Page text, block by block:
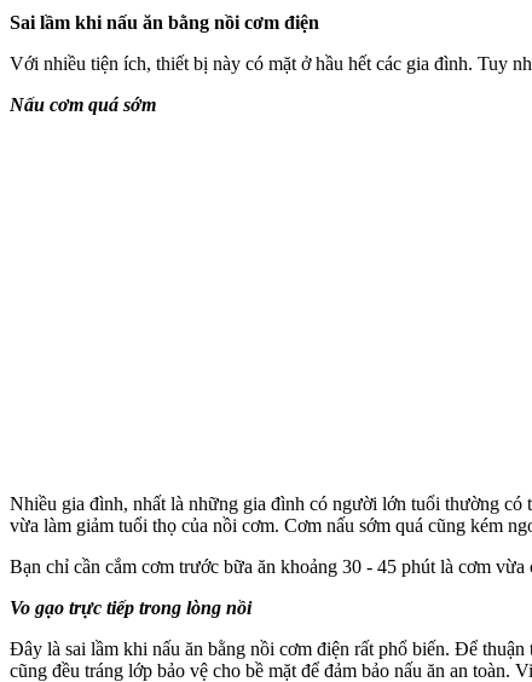
Sai lầm khi nấu ăn bằng nồi cơm điện
Với nhiều tiện ích, thiết bị này có mặt ở hầu hết các gia đình. Tuy
Nấu cơm quá sớm
Nhiều gia đình, nhất là những gia đình có người lớn tuổi thường
vừa làm giảm tuổi thọ của nồi cơm. Cơm nấu sớm quá cũng kém
Bạn chỉ cần cắm cơm trước bữa ăn khoảng 30 - 45 phút là cơm
Vo gạo trực tiếp trong lòng nồi
Đây là sai lầm khi nấu ăn bằng nồi cơm điện rất phổ biến. Để
cũng đều tráng lớp bảo vệ cho bề mặt để đảm bảo nấu ăn an